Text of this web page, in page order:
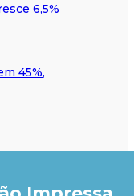
6,5%
45%,